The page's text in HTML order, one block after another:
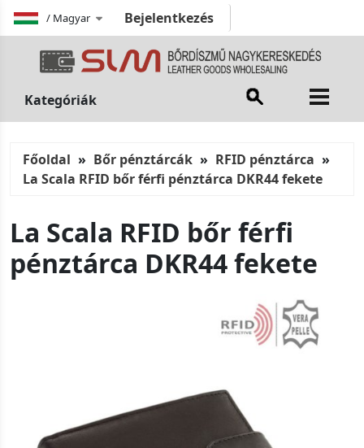
/ Magyar Bejelentkezés
Kategóriák
Főoldal Bőr pénztárcák
RFID pénztárca
La Scala RFID bőr férfi pénztárca DKR44 fekete
La Scala RFID bőr férfi
pénztárca DKR44 fekete